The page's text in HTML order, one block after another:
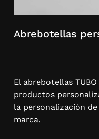
Abrebotellas
El abrebotellas
productos
la personalización
marca.